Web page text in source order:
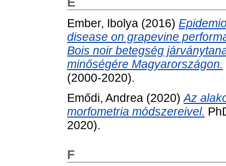
Ember, Ibolya (2016)
disease on grapevine
Bois noir betegség
minőségére Magyarországon.
(2000-2020).
Emődi, Andrea (2020)Az
morfometria módszereivel.
2020).
F